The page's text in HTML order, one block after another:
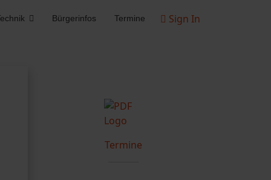
Bürgerinfos Termine Sign In
Termine